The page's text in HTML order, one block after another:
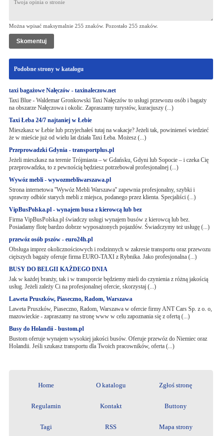
Można wpisać maksymalnie 255 znaków. Pozostało 255 znaków.
Podobne strony w katalogu
taxi bagażowe Nałęczów - taxinaleczow.net
Taxi Blue - Waldemar Gronkowski Taxi Nałęczów to usługi przewozu osób i bagaży
na obszarze Nałęczowa i okolic. Zapraszamy turystów, kuracjuszy (...)
Taxi Łeba 24/7 najtaniej w Łebie
Mieszkasz w Łebie lub przyjechałeś tutaj na wakacje? Jeżeli tak, powinieneś wiedzieć
że w mieście już od wielu lat działa Taxi Łeba. Możesz (...)
Przeprowadzki Gdynia - transportplus.pl
Jeżeli mieszkasz na terenie Trójmiasta – w Gdańsku, Gdyni lub Sopocie – i czeka Cię
przeprowadzka, to z pewnością będziesz potrzebował profesjonalnej (...)
Wywóz mebli - wywozmebliwarszawa.pl
Strona internetowa ''Wywóz Mebli Warszawa'' zapewnia profesjonalny, szybki i
sprawny odbiór starych mebli z miejsca, podanego przez klienta. Specjaliści (...)
VipBusPolska.pl - wynajem busa z kierowcą lub bez
Firma VipBusPolska.pl świadczy usługi wynajem busów z kierowcą lub bez.
Posiadamy flotę bardzo dobrze wyposażonych pojazdów. Świadczymy też usługę (...)
przewóz osób pszów - euro24h.pl
Obsługa imprez okolicznościowych i rodzinnych w zakresie transportu oraz przewozu
cięższych bagaży oferuje firma EURO-TAXI z Rybnika. Jako profesjonalna (...)
BUSY DO BELGII KAŻDEGO DNIA
Jak w każdej branży, tak i w transporcie będziemy mieli do czynienia z różną jakością
usług. Jeżeli zależy Ci na profesjonalnej ofercie, skorzystaj (...)
Laweta Pruszków, Piaseczno, Radom, Warszawa
Laweta Pruszków, Piaseczno, Radom, Warszawa w ofercie firmy ANT Cars Sp. z o. o,
mazowieckie - zapraszamy na stronę www w celu zapoznania się z ofertą (...)
Busy do Holandii - bustom.pl
Bustom oferuje wynajem wysokiej jakości busów. Oferuje przewóz do Niemiec oraz
Holandii. Jeśli szukasz transportu dla Twoich pracowników, oferta (...)
Home O katalogu Zgłoś stronę
Regulamin Kontakt Buttony
Tagi RSS Mapa strony